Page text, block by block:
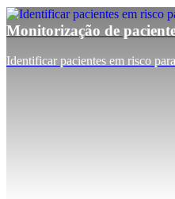
Monitorização de
Identificar pacientes em risco